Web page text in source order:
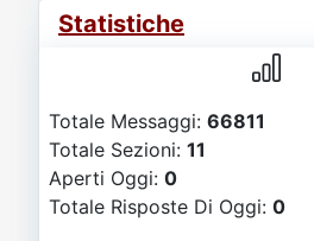
Vecchio Sito
Statistiche
Totale Messaggi: 66811
Totale Sezioni: 11
Aperti Oggi: 0
Totale Risposte Di Oggi: 0